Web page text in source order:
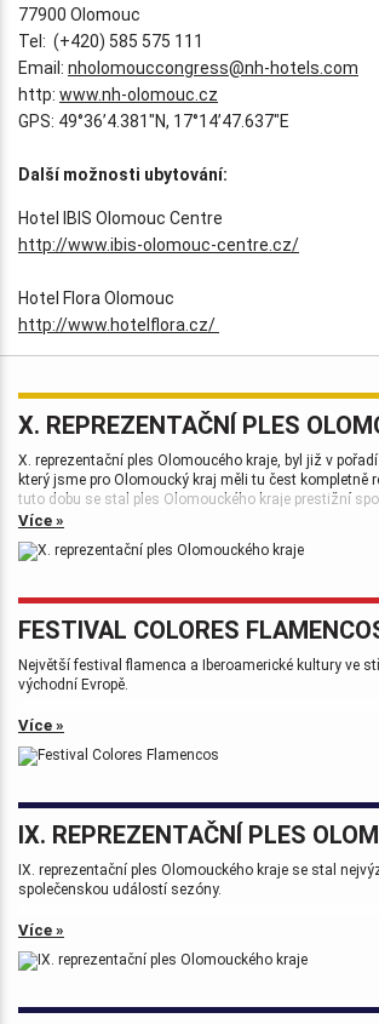
77900 Olomouc
Tel: (+420) 585 575 111
Email: nholomouccongress@nh-hotels.com
http: www.nh-olomouc.cz
GPS: 49°36’4.381″N, 17°14’47.637″E
Další možnosti ubytování:
Hotel IBIS Olomouc Centre
http://www.ibis-olomouc-centre.cz/
Hotel Flora Olomouc
http://www.hotelflora.cz/
X. reprezentační ples Olomoucého kraje, byl již v
který jsme pro Olomoucký kraj měli tu čest kompletně
tuto dobu se stal ples Olomouckého kraje prestižní
událostí, která patří k vrcholům plesové sezóny.
Více »
FESTIVAL COLORES
Největší festival flamenca a Iberoamerické kultury ve
východní Evropě.
Více »
IX. reprezentační ples Olomouckého kraje se stal
společenskou událostí sezóny.
Více »